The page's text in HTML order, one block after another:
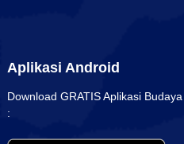
Aplikasi Android
Download GRATIS Aplikasi
: